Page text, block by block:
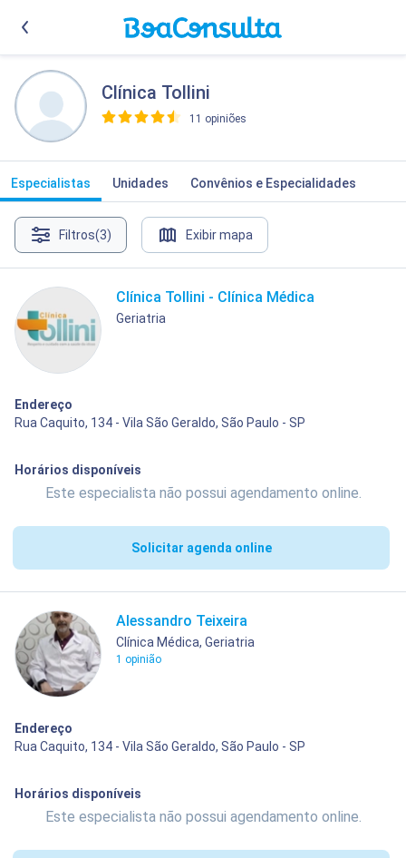
Clínica Tollini
11 opiniões
Especialistas Unidades Convênios e Especialidades
Filtros(3) Exibir mapa
Clínica Tollini - Clínica Médica
Geriatria
Endereço
Rua Caquito, 134 - Vila São Geraldo, São Paulo - SP
Horários disponíveis
Este especialista não possui agendamento online.
Solicitar agenda online
Alessandro Teixeira
Clínica Médica, Geriatria
1 opinião
Endereço
Rua Caquito, 134 - Vila São Geraldo, São Paulo - SP
Horários disponíveis
Este especialista não possui agendamento online.